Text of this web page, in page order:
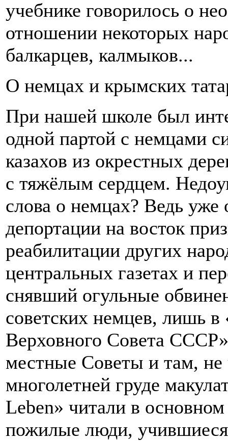
учебнике говорилось о
отношении некоторых
балкарцев, калмыков...
О немцах и крымских
При нашей школе был
одной партой с немцами
казахов из окрестных
с тяжёлым сердцем.
слова о немцах? Ведь уже
депортации на восток
реабилитации других
центральных газетах и
снявший огульные
советских немцев, лишь
Верховного Совета
местные Советы и там,
многолетней груде
Leben» читали в
пожилые люди,